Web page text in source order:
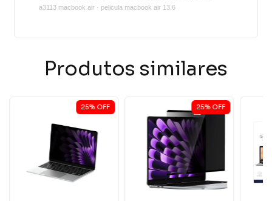
a3113 macbook air · pelicula macbook air 13.6
Produtos similares
25% OFF 25% OFF